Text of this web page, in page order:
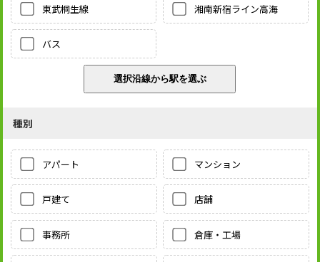
東武桐生線 湘南新宿ライン高海
バス
種別
アパート マンション
戸建て 店舗
事務所 倉庫・工場